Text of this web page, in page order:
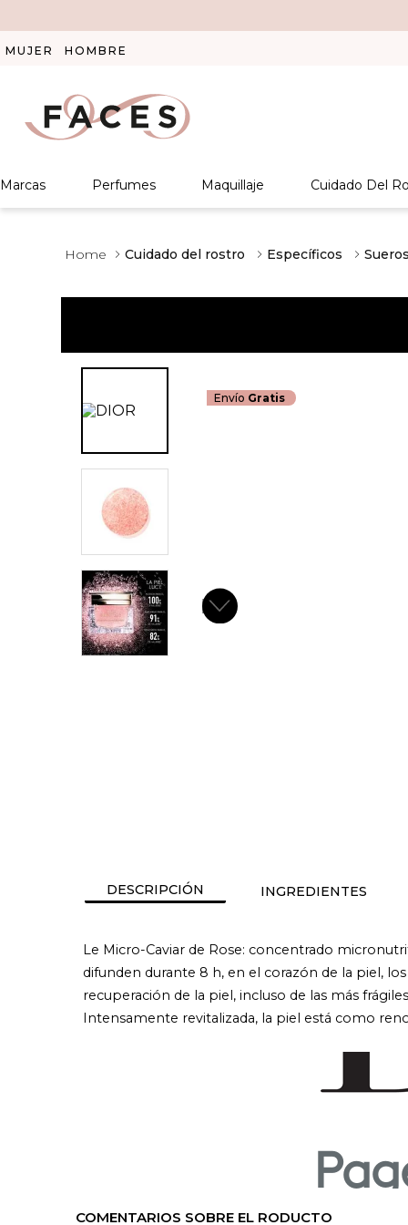
MUJER HOMBRE
Marcas Perfumes Maquillaje Cuidado Del
Cuidado del rostro Específicos
Envío Gratis
DESCRIPCIÓN INGREDIENTES
Le Micro-Caviar de Rose: concentrado
difunden durante 8 h, en el corazón de la piel,
recuperación de la piel, incluso de las más
Intensamente revitalizada, la piel está como
COMENTARIOS SOBRE EL RODUCTO